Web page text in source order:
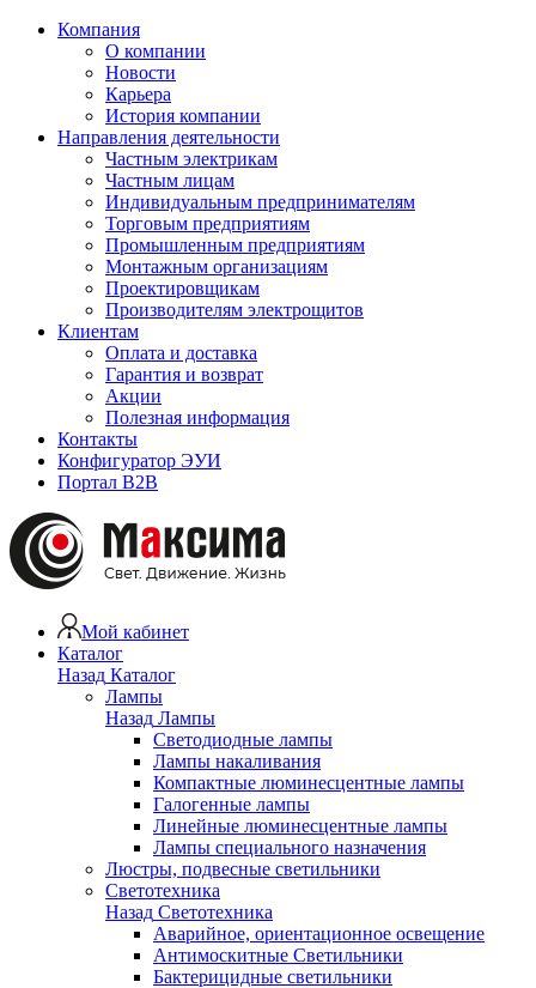
Компания
О компании
Новости
Карьера
История компании
Направления деятельности
Частным электрикам
Частным лицам
Индивидуальным предпринимателям
Торговым предприятиям
Промышленным предприятиям
Монтажным организациям
Проектировщикам
Производителям электрощитов
Клиентам
Оплата и доставка
Гарантия и возврат
Акции
Полезная информация
Контакты
Конфигуратор ЭУИ
Портал B2B
Мой кабинет
Каталог
Назад Каталог
Лампы
Назад Лампы
Светодиодные лампы
Лампы накаливания
Компактные люминесцентные лампы
Галогенные лампы
Линейные люминесцентные лампы
Лампы специального назначения
Люстры, подвесные светильники
Светотехника
Назад Светотехника
Аварийное, ориентационное освещение
Антимоскитные Светильники
Бактерицидные светильники